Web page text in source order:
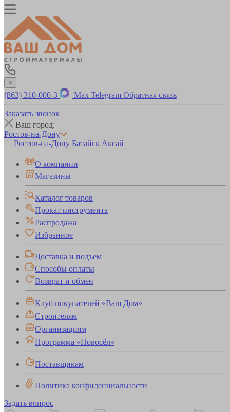
×
(863) 310-000-3 Max Telegram Обратная связь
Заказать звонок
Ваш город:
Ростов-на-Дону
Ростов-на-Дону Батайск Аксай
О компании
Магазины
Каталог товаров
Прокат инструмента
Распродажа
Избранное
Доставка и подъем
Способы оплаты
Возврат и обмен
Клуб покупателей «Ваш Дом»
Строителям
Организациям
Программа «Новосёл»
Поставщикам
Политика конфиденциальности
Задать вопрос